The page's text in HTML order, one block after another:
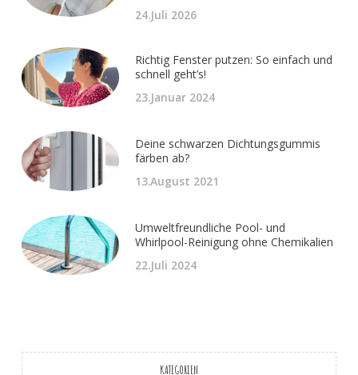
24.Juli 2026
Richtig Fenster putzen: So einfach und
schnell geht’s!
23.Januar 2024
Deine schwarzen Dichtungsgummis
färben ab?
13.August 2021
Umweltfreundliche Pool- und
Whirlpool-Reinigung ohne Chemikalien
22.Juli 2024
KATEGORIEN